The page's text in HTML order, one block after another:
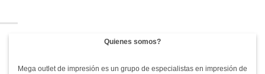
Quienes somos?
Mega outlet de impresión es un grupo de especialistas en impresión de